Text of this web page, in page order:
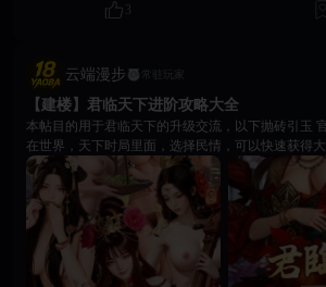
1. 甄姬（传说，7/100）：群体冰冻减速，竞技场
蔡文姬、小乔碎片 ​ - 30%：留存等碎片兑换、升星
部分解，优先兑换邹氏→蔡文姬→小乔碎片 ​ 3. 升
位：大乔（解锁小乔羁绊后同步升星）
云端漫步
【建楼】君临天下进阶攻略大全
本帖目的用于君临天下的升级交流，以下抛砖引玉 官爵介绍：待更新 官邸介绍：待更新 快速升级方法：
在世界，天下时局里面，选择民情，可以快速获得